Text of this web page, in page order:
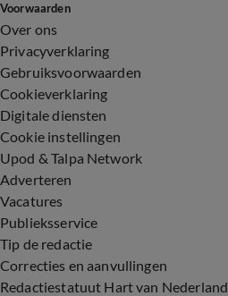
Voorwaarden
Over ons
Privacyverklaring
Gebruiksvoorwaarden
Cookieverklaring
Digitale diensten
Cookie instellingen
Upod & Talpa Network
Adverteren
Vacatures
Publieksservice
Tip de redactie
Correcties en aanvullingen
Redactiestatuut Hart van Nederland